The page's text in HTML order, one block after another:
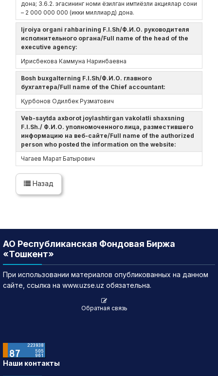
дона; 3.6.2. эгасининг номи ёзилган имтиёзли акциялар сони
– 2 000 000 000 (икки миллиард) дона.
Ijroiya organi rahbarining F.I.Sh/Ф.И.О. руководителя
исполнительного органа/Full name of the head of the
executive agency:
Ирисбекова Каммуна Наринбаевна
Bosh buxgalterning F.I.Sh/Ф.И.О. главного
бухгалтера/Full name of the Chief accountant:
Қурбонов Одилбек Рузматович
Veb-saytda axborot joylashtirgan vakolatli shaxsning
F.I.Sh./ Ф.И.О. уполномоченного лица, разместившего
информацию на веб-сайте/Full name of the authorized
person who posted the information on the website:
Чагаев Марат Батырович
Назад
АО Республиканская Фондовая Биржа
«Тошкент»
При использовании материалов опубликованных на данном
сайте, ссылка на www.uzse.uz обязательна.
Обратная связь
Наши контакты